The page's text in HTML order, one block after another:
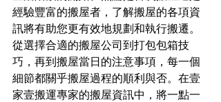
經驗豐富的搬屋者，了解搬屋的各項資
訊將有助您更有效地規劃和執行搬遷。
從選擇合適的搬屋公司到打包包箱技
巧，再到搬屋當日的注意事項，每一個
細節都關乎搬屋過程的順利與否。在壹
家壹搬運專家的搬屋資訊中，將一點一